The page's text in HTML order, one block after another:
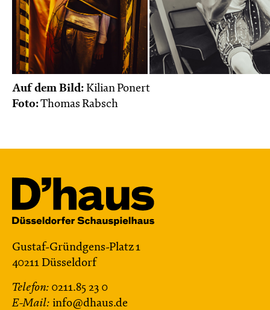
Auf dem Bild: Kilian Ponert
Foto:Thomas Rabsch
Gustaf-Gründgens-Platz 1
40211 Düsseldorf
Telefon: 0211.85 23 0
E-Mail: info@dhaus.de